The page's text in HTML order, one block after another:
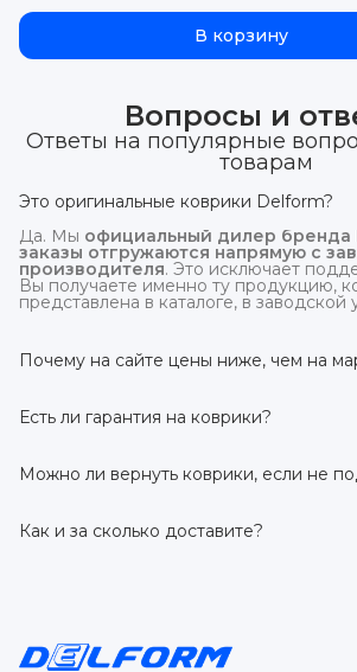
В корзину
Вопросы и
Ответы на популярные
товарам
Это оригинальные коврики Delform?
Да. Мы официальный дилер бренда
заказы отгружаются напрямую с
производителя. Это исключает
Вы получаете именно ту продукцию,
представлена в каталоге, в заводской
Почему на сайте цены ниже, чем на
отгрузка идётнапрямую со склада
без посредников.
Есть ли гарантия на коврики?
производителя 3 года. Если в
обнаружится производственный
Можно ли вернуть коврики, если не
заказанного дистанционно,без
при условии сохранения товарного
Как и за сколько доставите?